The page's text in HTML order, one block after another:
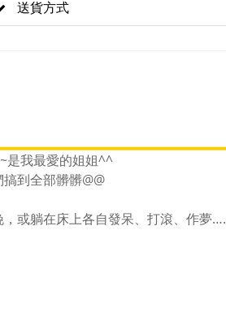
送貨方式
是我最愛的姐姐^^
到全部髒髒@@
或躺在床上各自發呆、打滾、作夢….